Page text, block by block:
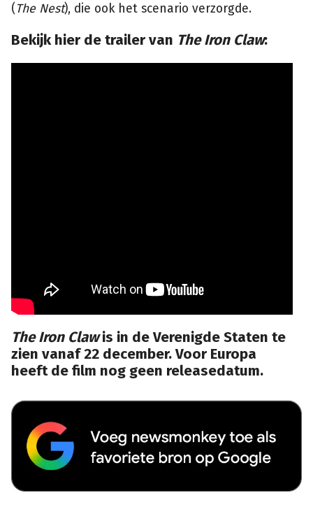
(The Nest), die ook het scenario verzorgde.
Bekijk hier de trailer van The Iron Claw:
The Iron Clawis in de Verenigde Staten te
zien vanaf 22 december. Voor Europa
heeft de film nog geen releasedatum.